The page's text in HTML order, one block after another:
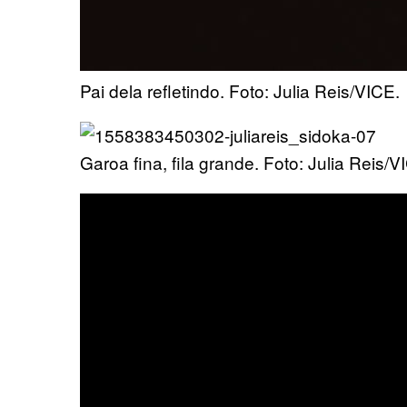
Pai dela refletindo. Foto: Julia Reis/VICE.
Garoa fina, fila grande. Foto: Julia Reis/